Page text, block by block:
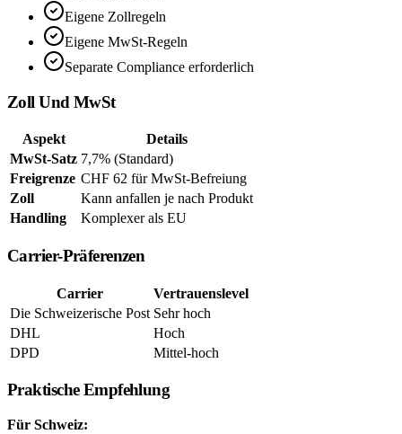
Eigene Zollregeln
Eigene MwSt-Regeln
Separate Compliance erforderlich
Zoll Und MwSt
Aspekt
Details
MwSt-Satz 7,7% (Standard)
Freigrenze CHF 62 für MwSt-Befreiung
Zoll
Kann anfallen je nach Produkt
Handling
Komplexer als EU
Carrier-Präferenzen
Carrier
Vertrauenslevel
Die Schweizerische Post Sehr hoch
DHL
Hoch
DPD
Mittel-hoch
Praktische Empfehlung
Für Schweiz: